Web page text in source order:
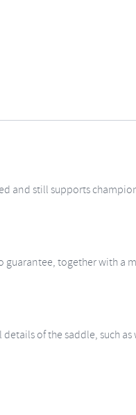
still supports
guarantee, together with a
of the saddle, such